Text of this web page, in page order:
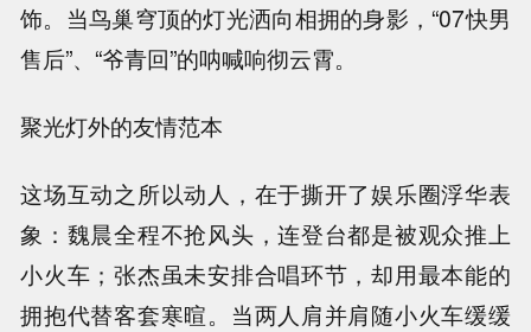
饰。当鸟巢穹顶的灯光洒向相拥的身影，“07快男
售后”、“爷青回”的呐喊响彻云霄。
聚光灯外的友情范本
这场互动之所以动人，在于撕开了娱乐圈浮华表
象：魏晨全程不抢风头，连登台都是被观众推上
小火车；张杰虽未安排合唱环节，却用最本能的
拥抱代替客套寒暄。当两人肩并肩随小火车缓缓